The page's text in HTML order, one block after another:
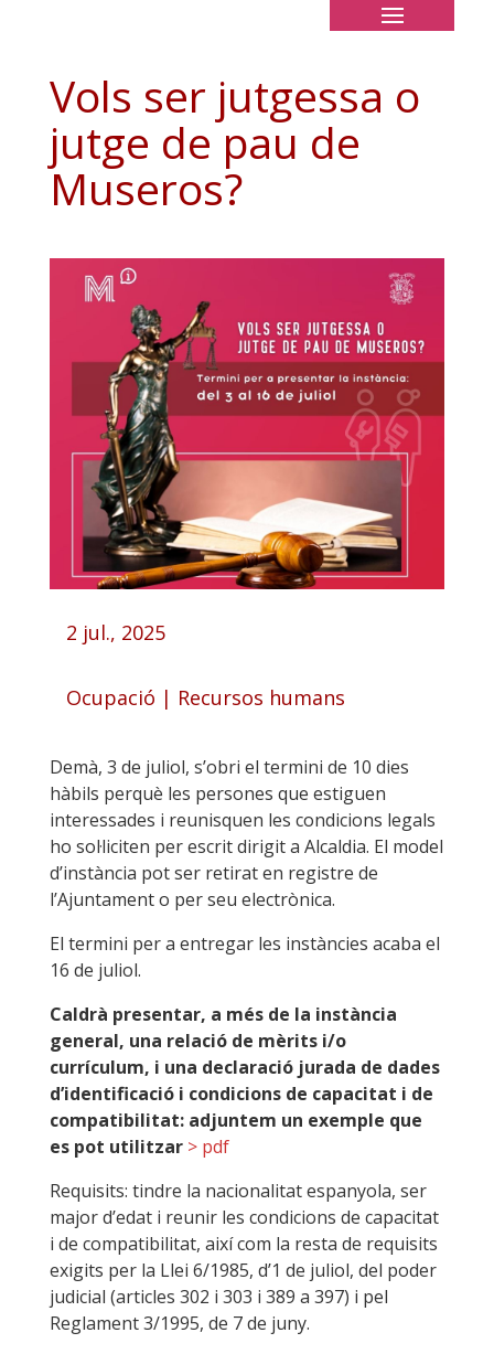
Vols ser jutgessa o
jutge de pau de
Museros?
2 jul., 2025
Ocupació | Recursos humans
Demà, 3 de juliol, s’obri el termini de 10 dies
hàbils perquè les persones que estiguen
interessades i reunisquen les condicions legals
ho sol·liciten per escrit dirigit a Alcaldia. El model
d’instància pot ser retirat en registre de
l’Ajuntament o per seu electrònica.
El termini per a entregar les instàncies acaba el
16 de juliol.
Caldrà presentar, a més de la instància
general, una relació de mèrits i/o
currículum, i una declaració jurada de dades
d’identificació i condicions de capacitat i de
compatibilitat: adjuntem un exemple que
es pot utilitzar > pdf
Requisits: tindre la nacionalitat espanyola, ser
major d’edat i reunir les condicions de capacitat
i de compatibilitat, així com la resta de requisits
exigits per la Llei 6/1985, d’1 de juliol, del poder
judicial (articles 302 i 303 i 389 a 397) i pel
Reglament 3/1995, de 7 de juny.